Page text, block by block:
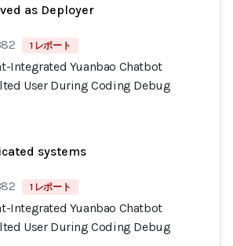
as Deployer
1 レポート
Integrated Yuanbao Chatbot
User During Coding Debug
systems
1 レポート
Integrated Yuanbao Chatbot
User During Coding Debug